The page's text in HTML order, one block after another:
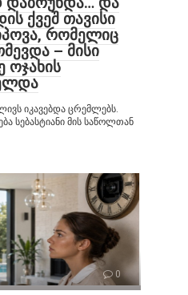
ქვეშ თავისი
რომელიც
– მისი
ოჯახის
იკავებდა ცრემლებს.
სებასტიანი მის საწოლთან
0